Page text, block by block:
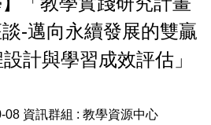
-邁向永續發展的雙贏
計與學習成效評估」
08 資訊群組 : 教學資源中心